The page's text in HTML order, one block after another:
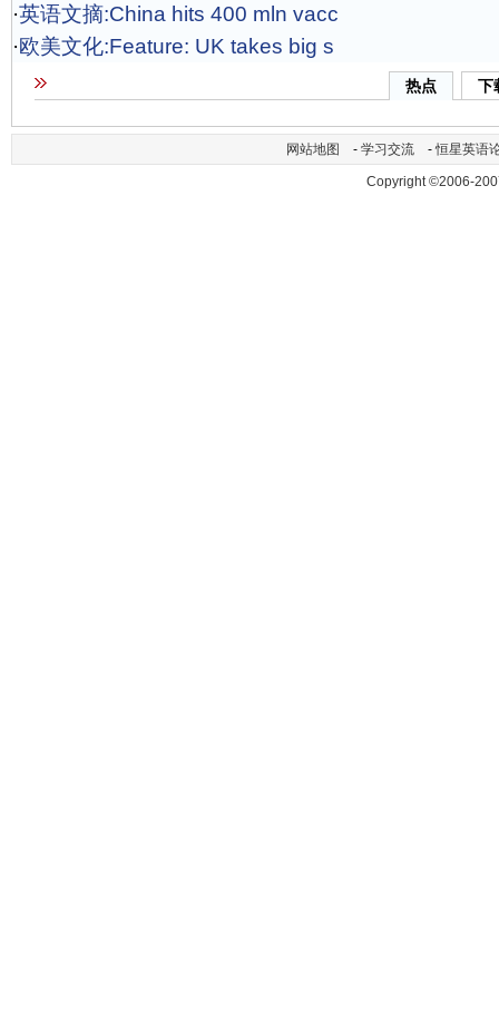
·英语文摘:China hits 400 mln vacc
·欧美文化:Feature: UK takes big s
热点 下
网站地图 - 学习交流 -恒星英语
Copyright ©2006-